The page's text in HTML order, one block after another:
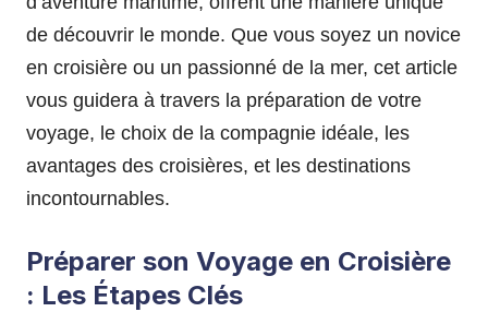
de découvrir le monde. Que vous soyez un novice
en croisière ou un passionné de la mer, cet article
vous guidera à travers la préparation de votre
voyage, le choix de la compagnie idéale, les
avantages des croisières, et les destinations
incontournables.
Préparer son Voyage en Croisière
: Les Étapes Clés